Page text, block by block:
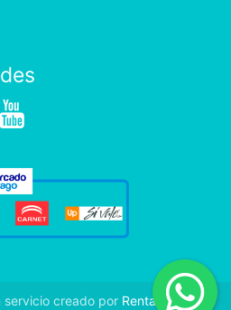
servicio creado por Rental Medic